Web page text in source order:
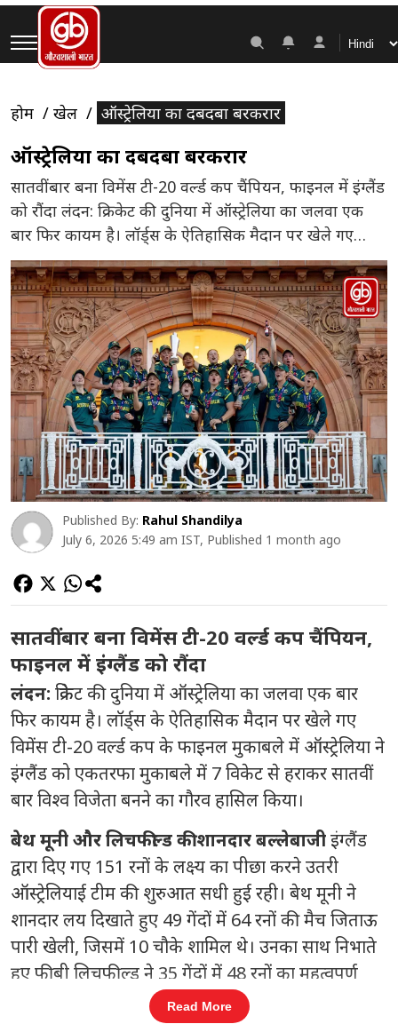
होम खेल ऑस्ट्रेलिया का दबदबा बरकरार
ऑस्ट्रेलिया का दबदबा बरकरार
सातवीं बार बना विमेंस टी-20 वर्ल्ड कप चैंपियन, फाइनल में इंग्लैंड
को रौंदा लंदन: क्रिकेट की दुनिया में ऑस्ट्रेलिया का जलवा एक
बार फिर कायम है। लॉर्ड्स के ऐतिहासिक मैदान पर खेले गए
विमेंस टी-20 वर्ल्ड कप के फाइनल मुकाबले में ऑस्ट्रेलिया ने इंग्लैंड
को एकतरफा मुकाबले में 7 विकेट से हराकर सातवीं बार विश्व
[…]
Published By: Rahul Shandilya
July 6, 2026 5:49 am IST, Published 1 month ago
सातवीं बार बना विमेंस टी-20 वर्ल्ड कप चैंपियन,
फाइनल में इंग्लैंड को रौंदा
लंदन: क्रिकेट की दुनिया में ऑस्ट्रेलिया का जलवा एक बार
फिर कायम है। लॉर्ड्स के ऐतिहासिक मैदान पर खेले गए
विमेंस टी-20 वर्ल्ड कप के फाइनल मुकाबले में ऑस्ट्रेलिया ने
इंग्लैंड को एकतरफा मुकाबले में 7 विकेट से हराकर सातवीं
बार विश्व विजेता बनने का गौरव हासिल किया।
बेथ मूनी और लिचफील्ड की शानदार बल्लेबाजीइंग्लैंड
द्वारा दिए गए 151 रनों के लक्ष्य का पीछा करने उतरी
ऑस्ट्रेलियाई टीम की शुरुआत सधी हुई रही। बेथ मूनी ने
शानदार लय दिखाते हुए 49 गेंदों में 64 रनों की मैच जिताऊ
पारी खेली, जिसमें 10 चौके शामिल थे। उनका साथ निभाते
हुए फीबी लिचफील्ड ने 35 गेंदों में 48 रनों का महत्वपूर्ण
योगदान दिया। दोनों के बीच हुई 100 रनों की साझेदारी ने
जीत की राह आसान कर दी। अंत में एलिस पेरी और एश्ले
Read More